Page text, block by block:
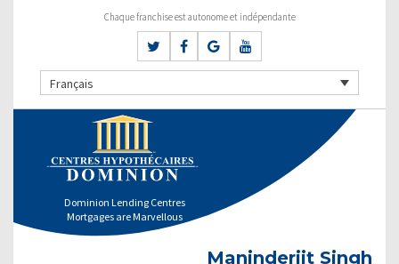
Chaque franchise est autonome et indépendante
Français
Dominion Lending Centres
Mortgages are Marvellous
Maninderjit Singh